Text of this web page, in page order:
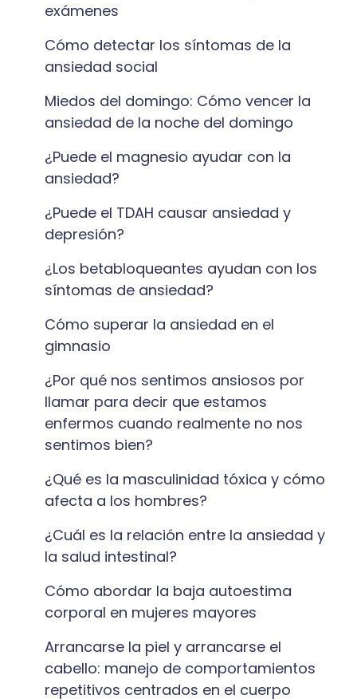
exámenes
Cómo detectar los síntomas de la
ansiedad social
Miedos del domingo: Cómo vencer la
ansiedad de la noche del domingo
¿Puede el magnesio ayudar con la
ansiedad?
¿Puede el TDAH causar ansiedad y
depresión?
¿Los betabloqueantes ayudan con los
síntomas de ansiedad?
Cómo superar la ansiedad en el
gimnasio
¿Por qué nos sentimos ansiosos por
llamar para decir que estamos
enfermos cuando realmente no nos
sentimos bien?
¿Qué es la masculinidad tóxica y cómo
afecta a los hombres?
¿Cuál es la relación entre la ansiedad y
la salud intestinal?
Cómo abordar la baja autoestima
corporal en mujeres mayores
Arrancarse la piel y arrancarse el
cabello: manejo de comportamientos
repetitivos centrados en el cuerpo